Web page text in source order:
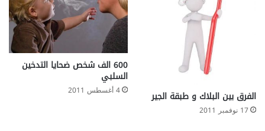
الفرق بين البلاك و طبقة الجير
17 نوفمبر 2011
600 الف شخص ضحايا التدخين
السلبي
4 أغسطس 2011